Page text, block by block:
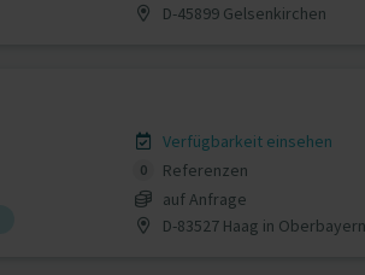
D-45899 Gelsenkirchen
Verfügbarkeit einsehen
0
Referenzen
auf Anfrage
D-83527 Haag in Oberbayern